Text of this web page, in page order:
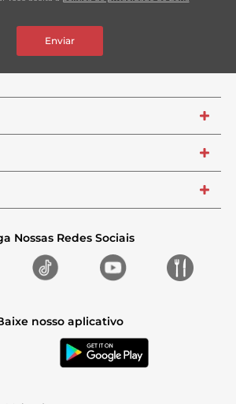
Enviar
+
+
+
Nossas Redes Sociais
nosso aplicativo